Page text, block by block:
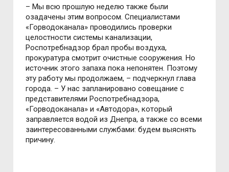
– Мы всю прошлую неделю также были
озадачены этим вопросом. Специалистами
«Горводоканала» проводились проверки
целостности системы канализации,
Роспотребнадзор брал пробы воздуха,
прокуратура смотрит очистные сооружения. Но
источник этого запаха пока непонятен. Поэтому
эту работу мы продолжаем, – подчеркнул глава
города. – У нас запланировано совещание с
представителями Роспотребнадзора,
«Горводоканала» и «Автодора», который
заправляется водой из Днепра, а также со всеми
заинтересованными службами: будем выяснять
причину.